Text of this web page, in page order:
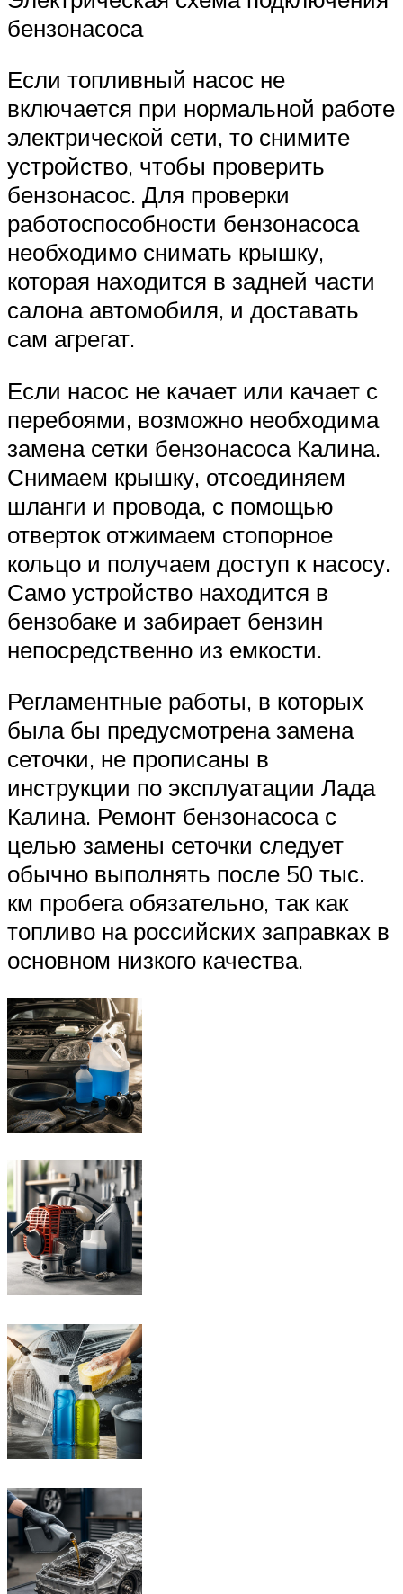
бензонасоса
Если топливный насос не
включается при нормальной работе
электрической сети, то снимите
устройство, чтобы проверить
бензонасос. Для проверки
работоспособности бензонасоса
необходимо снимать крышку,
которая находится в задней части
салона автомобиля, и доставать
сам агрегат.
Если насос не качает или качает с
перебоями, возможно необходима
замена сетки бензонасоса Калина.
Снимаем крышку, отсоединяем
шланги и провода, с помощью
отверток отжимаем стопорное
кольцо и получаем доступ к насосу.
Само устройство находится в
бензобаке и забирает бензин
непосредственно из емкости.
Регламентные работы, в которых
была бы предусмотрена замена
сеточки, не прописаны в
инструкции по эксплуатации Лада
Калина. Ремонт бензонасоса с
целью замены сеточки следует
обычно выполнять после 50 тыс.
км пробега обязательно, так как
топливо на российских заправках в
основном низкого качества.